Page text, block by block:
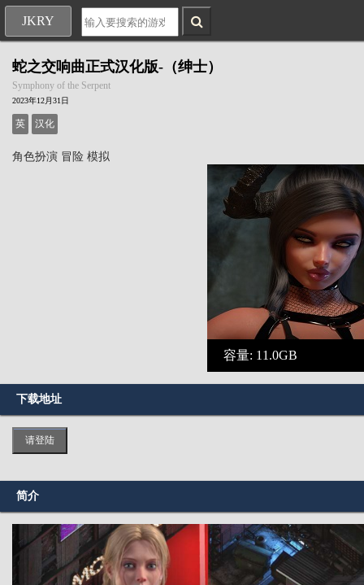
JKRY
蛇之交响曲正式汉化版-（绅士）
Symphony of the Serpent
2023年12月31日
英 汉化
角色扮演 冒险 模拟
容量: 11.0GB
下载地址
请登陆
简介